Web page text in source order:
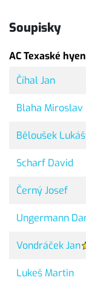
Soupisky
AC Texaské
Číhal Jan
Blaha Miroslav
Běloušek Lukáš
Scharf David
Černý Josef
Ungermann
Vondráček Jan
Lukeš Martin